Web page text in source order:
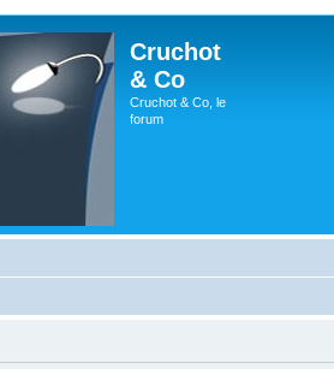
Cruchot
& Co
Cruchot & Co, le
forum